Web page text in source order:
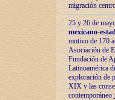
migración
25 y 26 de
mexicano-
motivo de 170
Asociación de
Fundación de
Latinoamérica
exploración de
XIX y las
contemporáneo